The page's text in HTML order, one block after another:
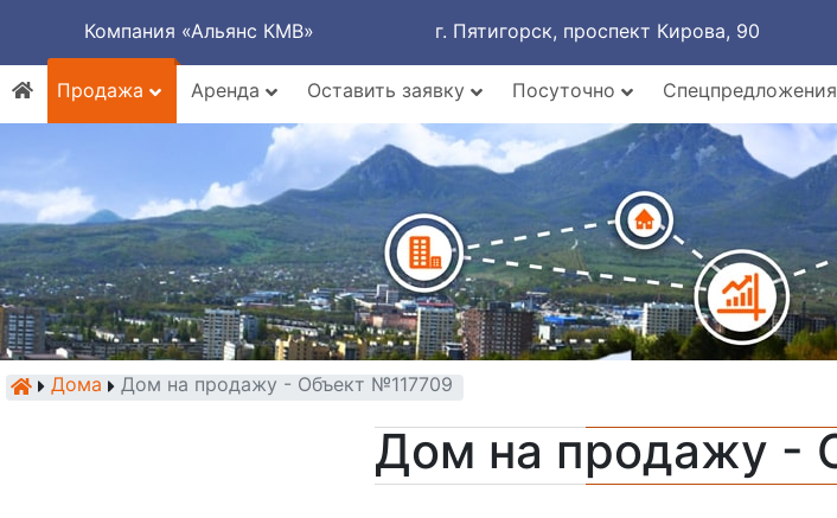
Компания «Альянс КМВ» г. Пятигорск, проспект Кирова, 90
Продажа
Аренда Оставить заявку Посуточно Спецпредложения
Дома Дом на продажу - Объект №117709
Дом на продажу -